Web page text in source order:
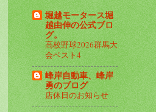
堀越モータース堀
越由伸の公式ブロ
グ。
高校野球2026群馬大
会ベスト4
峰岸自動車、峰岸
勇のブログ
店休日のお知らせ